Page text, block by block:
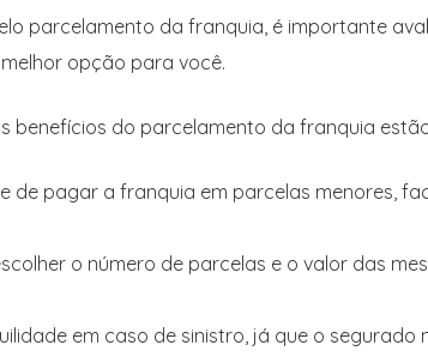
parcelamento da franquia, é importante
opção para você.
benefícios do parcelamento da franquia
de pagar a franquia em parcelas menores,
o número de parcelas e o valor das
em caso de sinistro, já que o